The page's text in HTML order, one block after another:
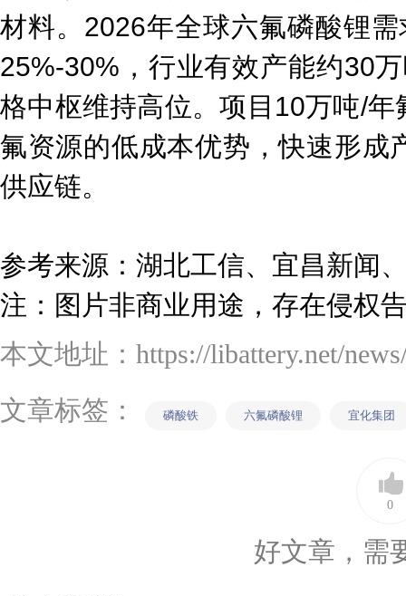
材料。2026年全球六氟磷酸锂
25%-30%，行业有效产能约30
格中枢维持高位。项目10万吨/
氟资源的低成本优势，快速形成
供应链。
参考来源：湖北工信、宜昌新闻
注：图片非商业用途，存在侵权
本文地址：https://libattery.net/
文章标签：
磷酸铁 六氟磷酸锂 宜化集团
0
好文章，需